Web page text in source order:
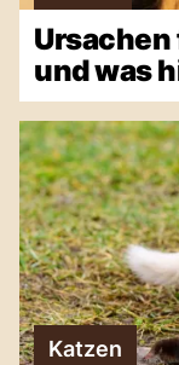
und was
Katzen